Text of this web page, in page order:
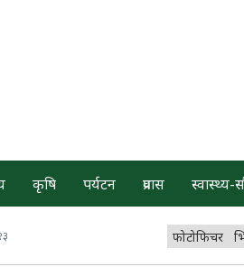
कृषि पर्यटन प्रवास स्वास्थ्य-
फोटोफिचर